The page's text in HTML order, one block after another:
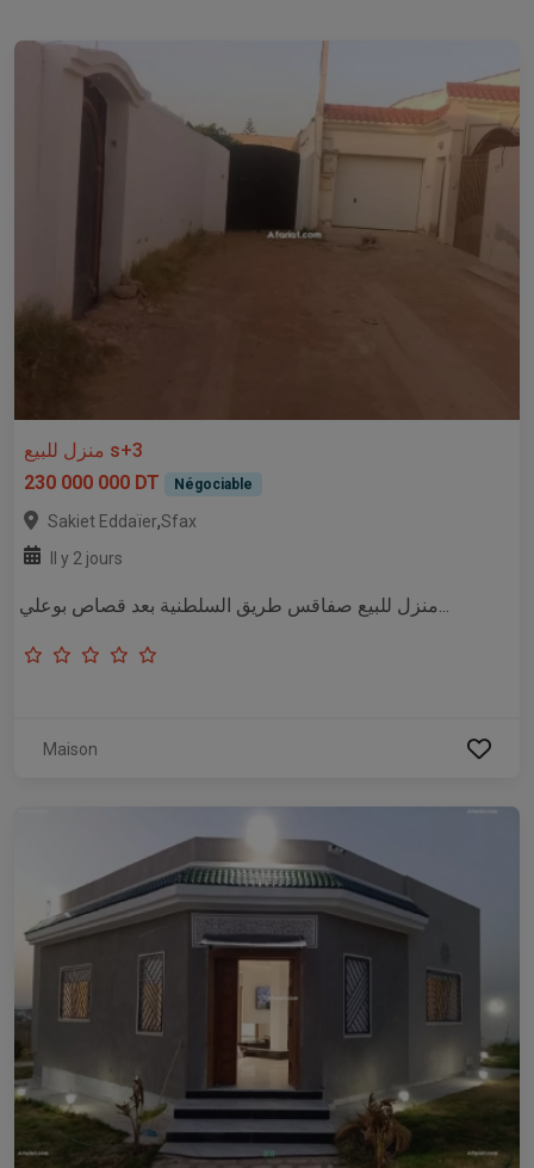
منزل للبيع s+3
230 000 000 DT
Négociable
Sakiet Eddaïer,Sfax
Il y 2 jours
منزل للبيع صفاقس طريق السلطنية بعد قصاص بوعلي...
Maison